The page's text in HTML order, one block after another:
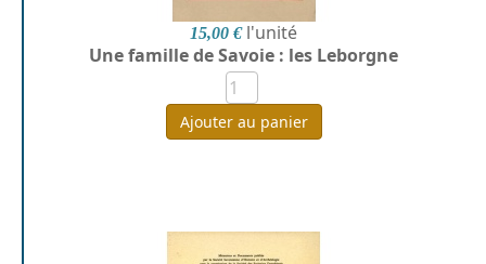
15,00 € l'unité
Une famille de Savoie : les Leborgne
Ajouter au panier